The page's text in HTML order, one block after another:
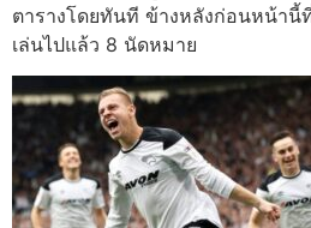
ตารางโดยทันที ข้างหลังก่อนหน้านี้
เล่นไปแล้ว 8 นัดหมาย